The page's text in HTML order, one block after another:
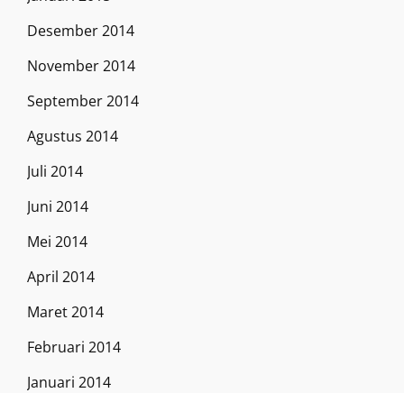
Desember 2014
November 2014
September 2014
Agustus 2014
Juli 2014
Juni 2014
Mei 2014
April 2014
Maret 2014
Februari 2014
Januari 2014